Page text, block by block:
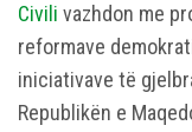
Civili vazhdon me
reformave
iniciativave të
Republikën e